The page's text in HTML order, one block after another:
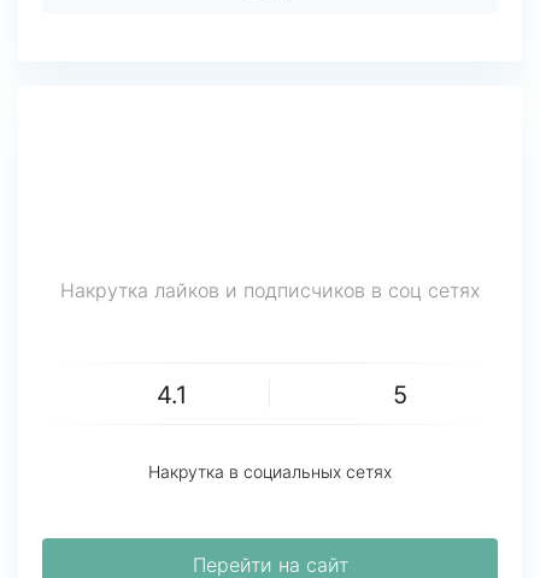
Накрутка лайков и подписчиков в соц сетях
4.1 5
Накрутка в социальных сетях
Перейти на сайт